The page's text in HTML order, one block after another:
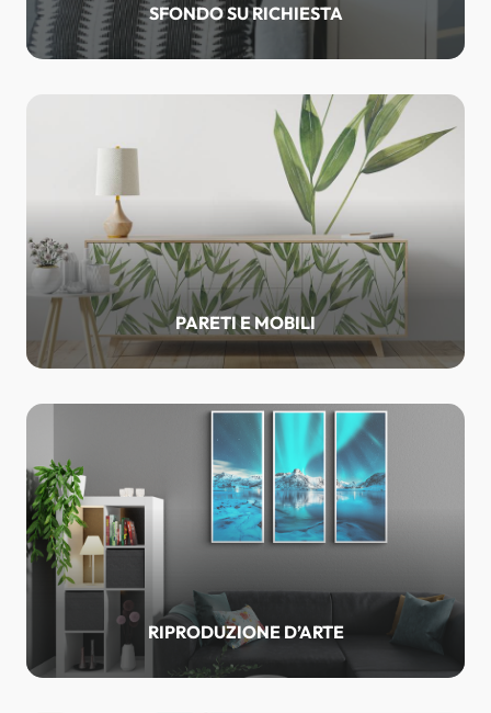
SFONDO SU RICHIESTA
PARETI E MOBILI
RIPRODUZIONE D’ARTE